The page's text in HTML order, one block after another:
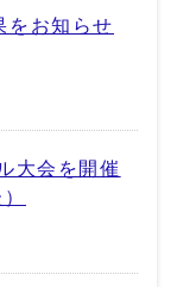
お知らせ
大会を開催